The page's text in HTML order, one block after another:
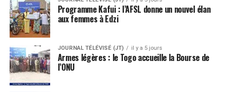
Programme Kafui : l’AFSL donne un nouvel élan
aux femmes à Edzi
JOURNAL TÉLÉVISÉ (JT) il y a 5 jours
Armes légères : le Togo accueille la Bourse de
l’ONU